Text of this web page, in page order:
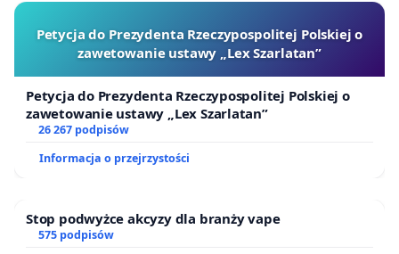
Petycja do Prezydenta Rzeczypospolitej Polskiej o
zawetowanie ustawy „Lex Szarlatan”
Petycja do Prezydenta Rzeczypospolitej Polskiej o
zawetowanie ustawy „Lex Szarlatan”
26 267 podpisów
Informacja o przejrzystości
Stop podwyżce akcyzy dla branży vape
575 podpisów